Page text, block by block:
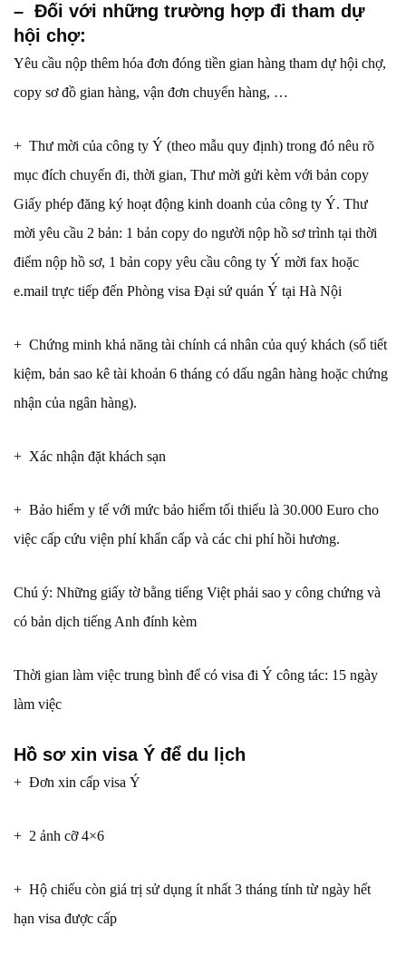
– Đối với những trường hợp đi tham dự
hội chợ:
Yêu cầu nộp thêm hóa đơn đóng tiền gian hàng tham dự hội chợ,
copy sơ đồ gian hàng, vận đơn chuyển hàng, …
+ Thư mời của công ty Ý (theo mẫu quy định) trong đó nêu rõ
mục đích chuyến đi, thời gian, Thư mời gửi kèm với bản copy
Giấy phép đăng ký hoạt động kinh doanh của công ty Ý. Thư
mời yêu cầu 2 bản: 1 bản copy do người nộp hồ sơ trình tại thời
điểm nộp hồ sơ, 1 bản copy yêu cầu công ty Ý mời fax hoặc
e.mail trực tiếp đến Phòng visa Đại sứ quán Ý tại Hà Nội
+ Chứng minh khả năng tài chính cá nhân của quý khách (sổ tiết
kiệm, bản sao kê tài khoản 6 tháng có dấu ngân hàng hoặc chứng
nhận của ngân hàng).
+ Xác nhận đặt khách sạn
+ Bảo hiểm y tế với mức bảo hiểm tối thiểu là 30.000 Euro cho
việc cấp cứu viện phí khẩn cấp và các chi phí hồi hương.
Chú ý: Những giấy tờ bằng tiếng Việt phải sao y công chứng và
có bản dịch tiếng Anh đính kèm
Thời gian làm việc trung bình để có visa đi Ý công tác: 15 ngày
làm việc
Hồ sơ xin visa Ý để du lịch
+ Đơn xin cấp visa Ý
+ 2 ảnh cỡ 4×6
+ Hộ chiếu còn giá trị sử dụng ít nhất 3 tháng tính từ ngày hết
hạn visa được cấp